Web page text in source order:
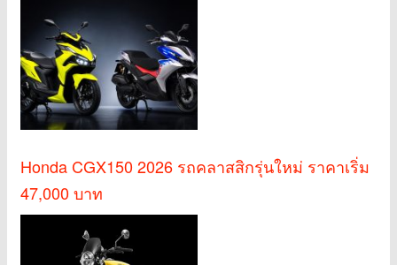
Honda CGX150 2026 รถคลาสสิกรุ่นใหม่ ราคาเริ่ม
47,000 บาท